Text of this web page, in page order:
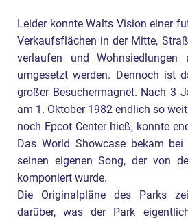
Leider konnte Walts Vision einer
Verkaufsflächen in der Mitte,
verlaufen und
umgesetzt werden. Dennoch ist
großer Besuchermagnet. Nach 3
am 1. Oktober 1982 endlich so
noch Epcot Center hieß, konnte
Das World Showcase bekam
seinen eigenen Song, der von
komponiert wurde.
Die Originalpläne des Parks
darüber, was der Park